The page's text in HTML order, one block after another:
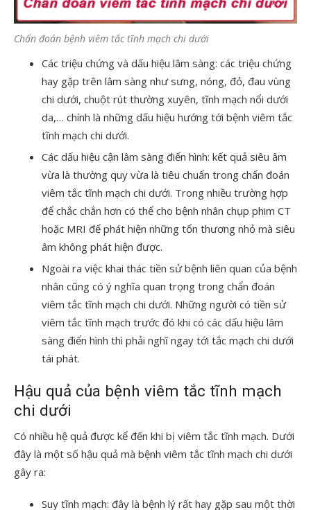
Chẩn đoán bệnh viêm tắc tĩnh mạch chi dưới
Các triệu chứng và dấu hiệu lâm sàng: các triệu chứng
hay gặp trên lâm sàng như sưng, nóng, đỏ, đau vùng
chi dưới, chuột rút thường xuyên, tĩnh mạch nổi dưới
da,… chính là những dấu hiệu hướng tới bệnh viêm tắc
tĩnh mạch chi dưới.
Các dấu hiệu cận lâm sàng điển hình: kết quả siêu âm
vừa là thường quy vừa là tiêu chuẩn trong chẩn đoán
viêm tắc tĩnh mạch chi dưới. Trong nhiều trường hợp
để chắc chắn hơn có thể cho bệnh nhân chụp phim CT
hoặc MRI để phát hiện những tổn thương nhỏ mà siêu
âm không phát hiện được.
Ngoài ra việc khai thác tiền sử bệnh liên quan của bệnh
nhân cũng có ý nghĩa quan trọng trong chẩn đoán
viêm tắc tĩnh mạch chi dưới. Những người có tiền sử
viêm tắc tĩnh mạch trước đó khi có các dấu hiệu lâm
sàng điển hình thì phải nghĩ ngay tới tắc mạch chi dưới
tái phát.
Hậu quả của bệnh viêm tắc tĩnh mạch
chi dưới
Có nhiều hệ quả được kể đến khi bị viêm tắc tĩnh mạch. Dưới
đây là một số hậu quả mà bệnh viêm tắc tĩnh mạch chi dưới
gây ra:
Suy tĩnh mạch: đây là bệnh lý rất hay gặp sau một thời